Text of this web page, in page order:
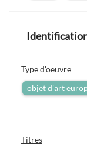
Type d'oeuvre
objet d'art
Titres